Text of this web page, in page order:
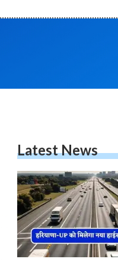
Latest News